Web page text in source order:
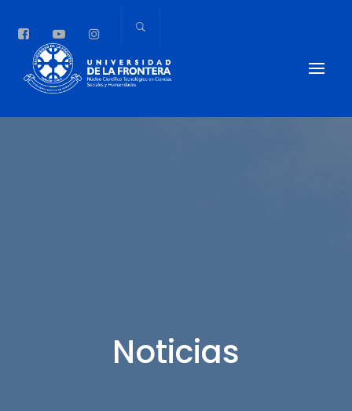
Noticias